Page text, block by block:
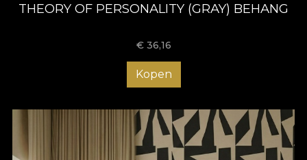
THEORY OF PERSONALITY (GRAY) BEHANG
€ 36,16
Kopen